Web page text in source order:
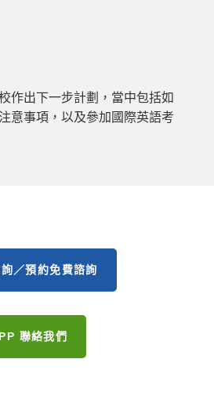
作出下一步計劃，當中包括如
意事項，以及參加國際英語考
／預約免費諮詢
聯絡我們